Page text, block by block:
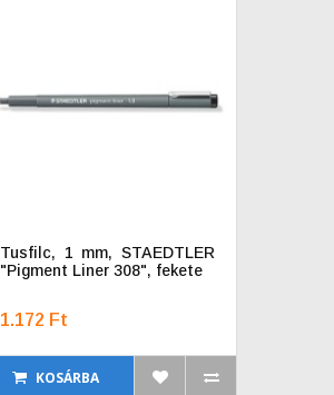
Tusfilc, 1 mm, STAEDTLER
"Pigment Liner 308", fekete
1.172 Ft
KOSÁRBA